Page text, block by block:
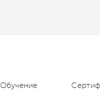
Обучение